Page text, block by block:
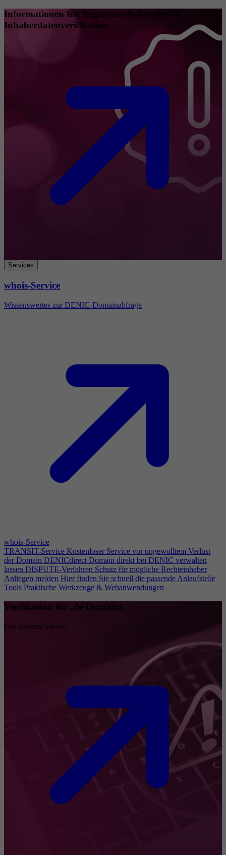
Informationen für Registrare & Reseller zu
Inhaberdatenverifikation
Services
whois-Service
Wissenswertes zur DENIC-Domainabfrage
whois-Service
TRANSIT-Service Kostenloser Service vor ungewolltem Verlust
der Domain DENICdirect Domain direkt bei DENIC verwalten
lassen DISPUTE-Verfahren Schutz für mögliche Rechteinhaber
Anliegen melden Hier finden Sie schnell die passende Anlaufstelle
Tools Praktische Werkzeuge & Webanwendungen
Verifikation für .de-Domains
Das müssen Sie tun